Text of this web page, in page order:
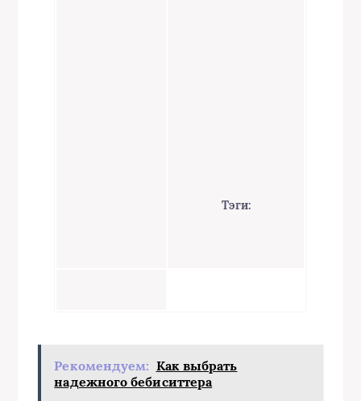
Тэги:
Рекомендуем: Как выбрать
надежного бебиситтера